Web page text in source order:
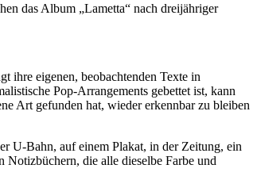
das Album „Lametta“ nach dreijähriger
ihre eigenen, beobachtenden Texte in
Pop-Arrangements gebettet ist, kann
Art gefunden hat, wieder erkennbar zu bleiben
U-Bahn, auf einem Plakat, in der Zeitung, ein
Notizbüchern, die alle dieselbe Farbe und